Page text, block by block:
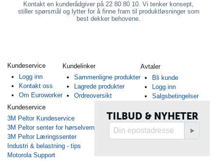
Kontakt en kunderådgiver på 22 80 80 10. Vi tenker konsept,
stiller spørsmål og lytter for å finne fram til produktløsninger som
best dekker behovene.
Kundeservice
Logg inn
Kontakt oss
Om Euroworker
Kundelinker
Sammenligne produkter
Lagrede produkter
Ordreoversikt
Avtaler
Bli kunde
Logg inn
Salgsbetingelser
Kundeservice
3M Peltor Kundeservice
3M Peltor senter for hørselvern
3M Peltor Læringssenter
Industri & belastning - tips
Motorola Support
TILBUD & NYHETER